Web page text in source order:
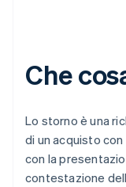
Che
Lo storno è una
di un acquisto
con la
contestazione